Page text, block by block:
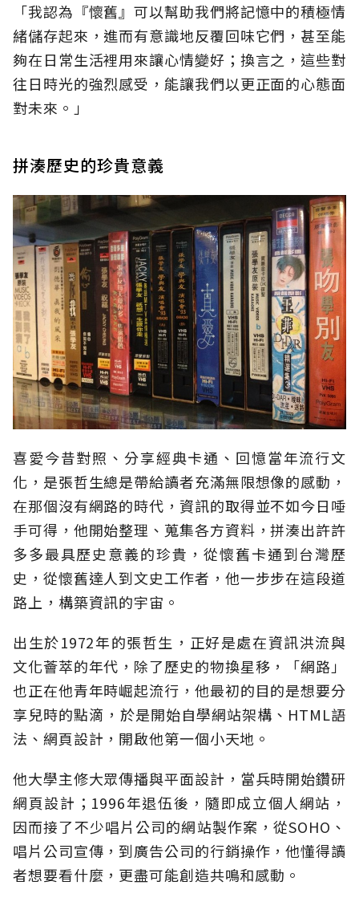
「我認為『懷舊』可以幫助我們將記憶中的積極情
緒儲存起來，進而有意識地反覆回味它們，甚至能
夠在日常生活裡用來讓心情變好；換言之，這些對
往日時光的強烈感受，能讓我們以更正面的心態面
對未來。」
拼湊歷史的珍貴意義
喜愛今昔對照、分享經典卡通、回憶當年流行文
化，是張哲生總是帶給讀者充滿無限想像的感動，
在那個沒有網路的時代，資訊的取得並不如今日唾
手可得，他開始整理、蒐集各方資料，拼湊出許許
多多最具歷史意義的珍貴，從懷舊卡通到台灣歷
史，從懷舊達人到文史工作者，他一步步在這段道
路上，構築資訊的宇宙。
出生於1972年的張哲生，正好是處在資訊洪流與
文化薈萃的年代，除了歷史的物換星移，「網路」
也正在他青年時崛起流行，他最初的目的是想要分
享兒時的點滴，於是開始自學網站架構、HTML語
法、網頁設計，開啟他第一個小天地。
他大學主修大眾傳播與平面設計，當兵時開始鑽研
網頁設計；1996年退伍後，隨即成立個人網站，
因而接了不少唱片公司的網站製作案，從SOHO、
唱片公司宣傳，到廣告公司的行銷操作，他懂得讀
者想要看什麼，更盡可能創造共鳴和感動。